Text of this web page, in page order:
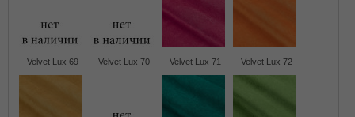
Velvet Lux 69 Velvet Lux 70 Velvet Lux 71 Velvet Lux 72